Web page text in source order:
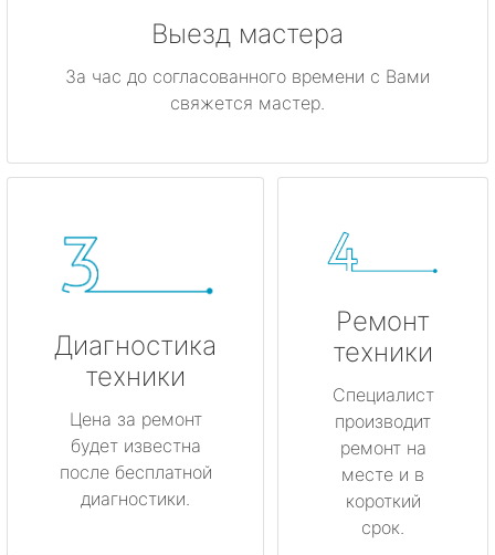
Выезд мастера
За час до согласованного времени с Вами
свяжется мастер.
Диагностика
техники
Цена за ремонт
будет известна
после бесплатной
диагностики.
Ремонт
техники
Специалист
производит
ремонт на
месте и в
короткий
срок.